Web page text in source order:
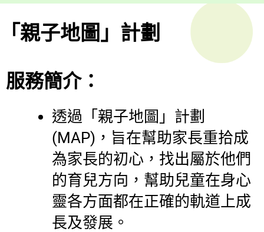
「親子地圖」計劃
服務簡介：
透過「親子地圖」計劃
(MAP)，旨在幫助家長重拾成
為家長的初心，找出屬於他們
的育兒方向，幫助兒童在身心
靈各方面都在正確的軌道上成
長及發展。